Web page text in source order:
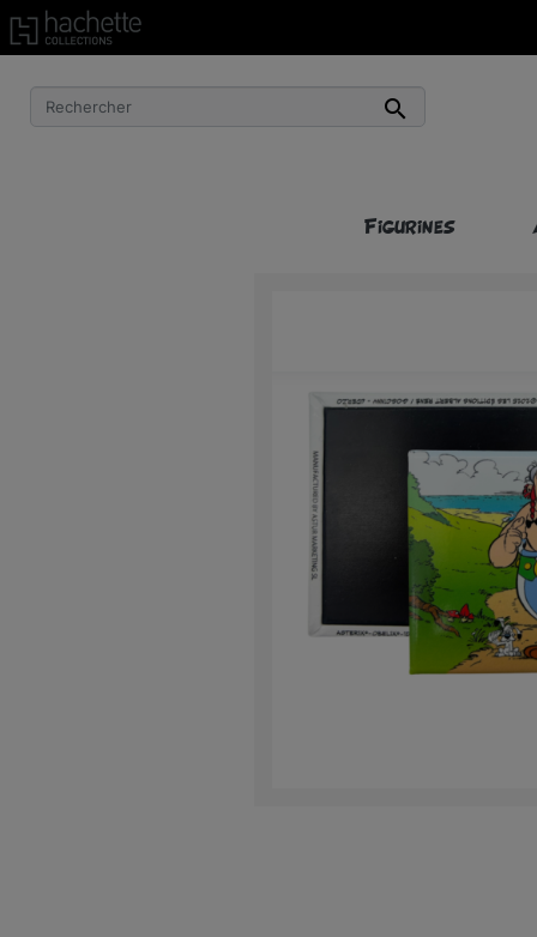
Livraison gratuite à partir de 50€ d’achat !*

Figurines